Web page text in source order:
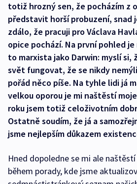
totiž hrozný sen, že pocházím z
představit horší probuzení, snad
zdálo, že pracuji pro Václava
opice pochází. Na první pohled
to marxista jako Darwin: myslí si,
svět fungovat, že se nikdy
pořád něco píše. Na tyhle lidi já
velkou oporou je mi naštěstí
roku jsem totiž celoživotním
Ostatně soudím, že já a
jsme nejlepším důkazem
Hned dopoledne se mi ale
během porady, kde jsme